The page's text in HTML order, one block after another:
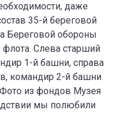
даже
35-й береговой
Береговой обороны
Слева старший
1-й башни, справа
командир 2-й башни
Фото из фондов Музея
мы полюбили